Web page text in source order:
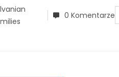
0 Komentarze